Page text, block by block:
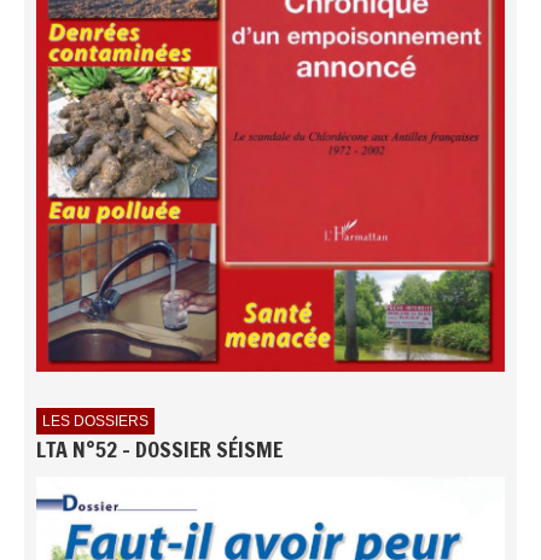
LES DOSSIERS
LTA N°52 - DOSSIER SÉISME